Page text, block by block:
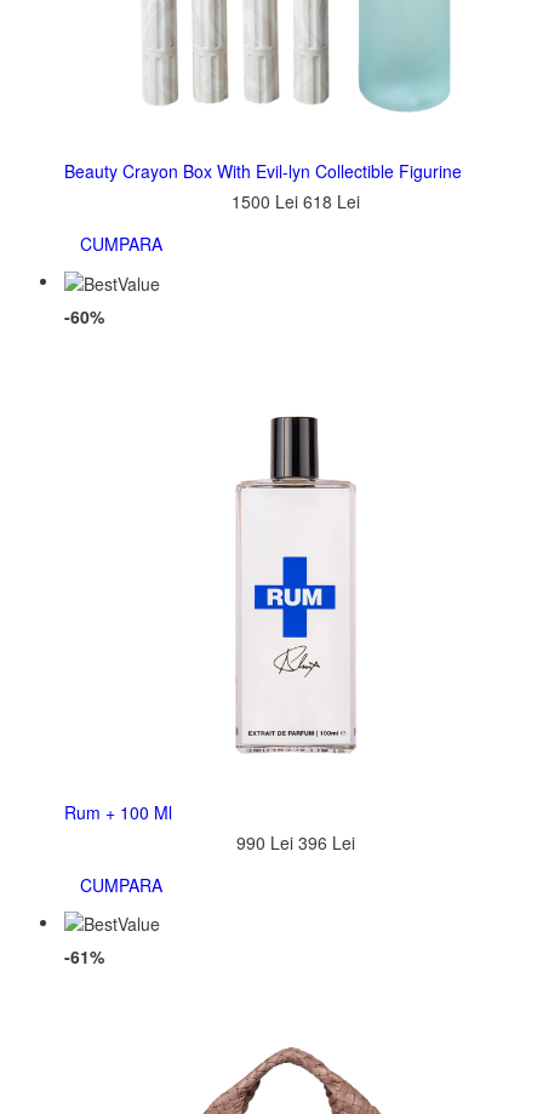
Beauty Crayon Box With Evil-lyn Collectible Figurine
1500 Lei 618 Lei
CUMPARA
-60%
Rum + 100 Ml
990 Lei 396 Lei
CUMPARA
-61%